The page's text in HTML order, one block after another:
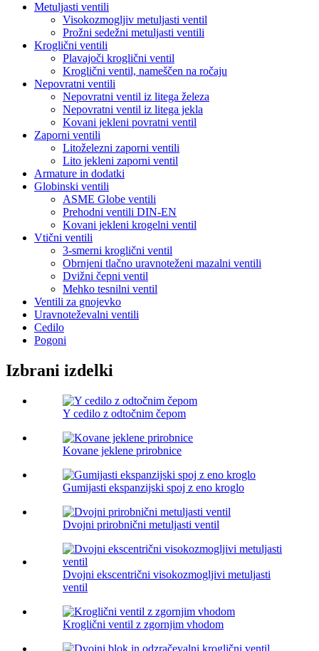
Metuljasti ventili
Visokozmogljiv metuljasti ventil
Prožni sedežni metuljasti ventili
Kroglični ventili
Plavajoči kroglični ventil
Kroglični ventil, nameščen na ročaju
Nepovratni ventili
Nepovratni ventil iz litega železa
Nepovratni ventil iz litega jekla
Kovani jekleni povratni ventil
Zaporni ventili
Litoželezni zaporni ventili
Lito jekleni zaporni ventil
Armature in dodatki
Globinski ventili
ASME Globe ventili
Prehodni ventili DIN-EN
Kovani jekleni krogelni ventil
Vtični ventili
3-smerni kroglični ventil
Obrnjeni tlačno uravnoteženi mazalni ventili
Dvižni čepni ventil
Mehko tesnilni ventil
Ventili za gnojevko
Uravnoteževalni ventili
Cedilo
Pogoni
Izbrani izdelki
Y cedilo z odtočnim čepom
Kovane jeklene prirobnice
Gumijasti ekspanzijski spoj z eno kroglo
Dvojni prirobnični metuljasti ventil
Dvojni ekscentrični visokozmogljivi metuljasti
ventil
Kroglični ventil z zgornjim vhodom